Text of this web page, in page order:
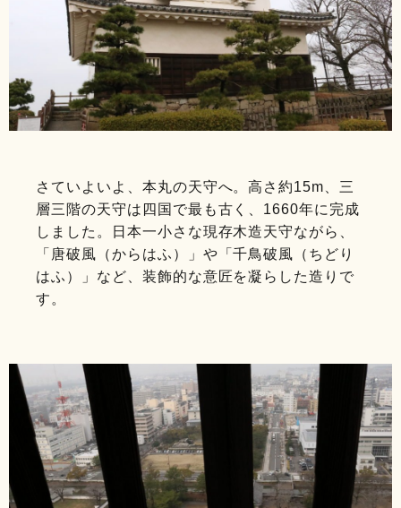
さていよいよ、本丸の天守へ。高さ約15m、三
層三階の天守は四国で最も古く、1660年に完成
しました。日本一小さな現存木造天守ながら、
「唐破風（からはふ）」や「千鳥破風（ちどり
はふ）」など、装飾的な意匠を凝らした造りで
す。